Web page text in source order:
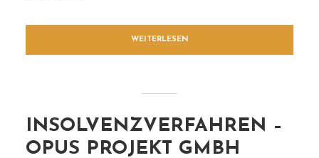
WEITERLESEN
INSOLVENZVERFAHREN –
OPUS PROJEKT GMBH